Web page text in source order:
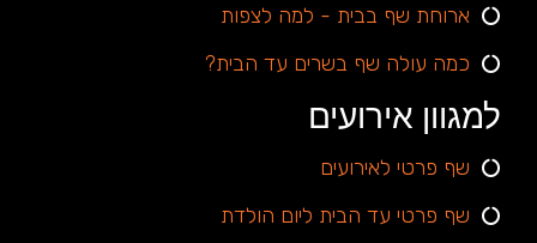
ארוחת שף בבית - למה לצפות
כמה עולה שף בשרים עד הבית?
למגוון אירועים
שף פרטי לאירועים
שף פרטי עד הבית ליום הולדת